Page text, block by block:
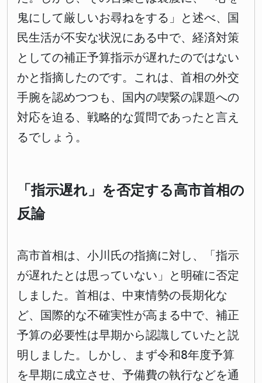
鬼にして厳しいお尋ねをする」と述べ、国
民生活が不安な状況にある中で、経済対策
としての補正予算指示が遅れたのではない
かと指摘したのです。これは、首相の外交
手腕を認めつつも、国内の喫緊の課題への
対応を迫る、戦略的な質問であったと言え
るでしょう。
「指示遅れ」を否定する高市首相の
反論
高市首相は、小川氏の指摘に対し、「指示
が遅れたとは思っていない」と明確に否定
しました。首相は、中東情勢の長期化な
ど、国際的な不確実性が高まる中で、補正
予算の必要性は早期から認識していたと説
明しました。しかし、まず令和8年度予算
を早期に成立させ、予備費の執行などを通